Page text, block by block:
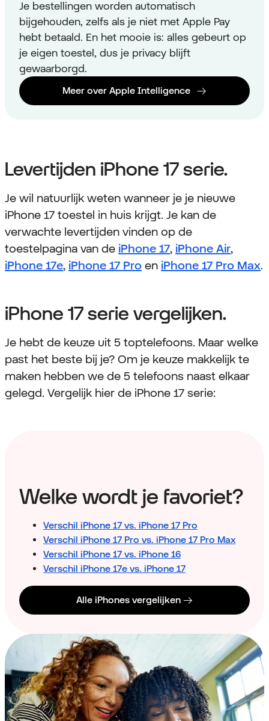
Je bestellingen worden automatisch
bijgehouden, zelfs als je niet met Apple Pay
hebt betaald. En het mooie is: alles gebeurt op
je eigen toestel, dus je privacy blijft
gewaarborgd.
Meer over Apple Intelligence
Levertijden iPhone 17 serie.
Je wil natuurlijk weten wanneer je je nieuwe
iPhone 17 toestel in huis krijgt. Je kan de
verwachte levertijden vinden op de
toestelpagina van de iPhone 17, iPhone Air,
iPhone 17e, iPhone 17 Pro en iPhone 17 Pro Max.
iPhone 17 serie vergelijken.
Je hebt de keuze uit 5 toptelefoons. Maar welke
past het beste bij je? Om je keuze makkelijk te
maken hebben we de 5 telefoons naast elkaar
gelegd. Vergelijk hier de iPhone 17 serie:
Welke wordt je favoriet?
Verschil iPhone 17 vs. iPhone 17 Pro
Verschil iPhone 17 Pro vs. iPhone 17 Pro Max
Verschil iPhone 17 vs. iPhone 16
Verschil iPhone 17e vs. iPhone 17
Alle iPhones vergelijken